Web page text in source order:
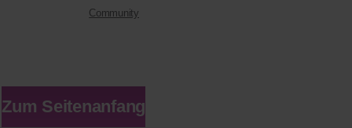
Community
Zum Seitenanfang